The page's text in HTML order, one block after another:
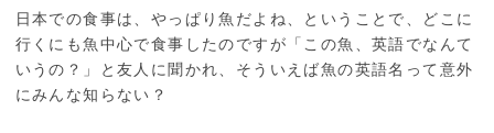
日本での食事は、やっぱり魚だよね、ということで、どこに
行くにも魚中心で食事したのですが「この魚、英語でなんて
いうの？」と友人に聞かれ、そういえば魚の英語名って意外
にみんな知らない？